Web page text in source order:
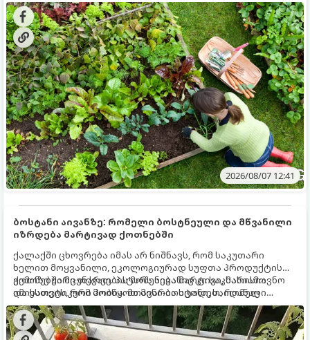
შემოდგომა-ზამთრის სეზონისთვის. იმისათვის, რომ
ნიადაგმა ენერგია აღიდგინოს, ხოლო მცენარეებმა
ზამთარს გაუძლონ, აგვისტოს ბოლომდე 5
მნიშვნელოვანი საქმის გაკეთება უნდა მოასწროთ:
2026/08/07 12:41
ბოსტანი აივანზე: რომელი ბოსტნეული და მწვანილი
იზრდება მარტივად ქოთნებში
ქალაქში ცხოვრება იმას არ ნიშნავს, რომ საკუთარი
ხელით მოყვანილი, ეკოლოგიურად სუფთა პროდუქტის
გემოზე უარი თქვათ. პატარა აივანიც კი საკმარისია
იმისათვის, რომ მოიწყოთ მინი-ბოსტანი, საიდანაც
ყოველდღიურად ახალ, არომატულ მწვანილსა და
ბოსტნეულს მოკრეფთ.
ქოთნებში მცენარეების მოშენება მარტივი, სასიამოვნო
და ესთეტიკური ჰობია. მთავარია იცოდეთ, რომელი
კულტურები ეგუებიან ქოთნის პირობებს ყველაზე კარგად
და როგორ მოუაროთ მათ სწორად.